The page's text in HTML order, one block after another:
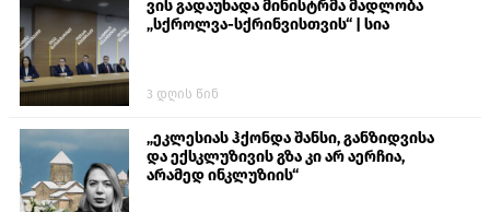
ვის გადაუხადა მინისტრმა მადლობა
„სქროლვა-სქრინვისთვის“ | სია
3 დღის წინ
„ეკლესიას ჰქონდა შანსი, განზიდვისა
და ექსკლუზივის გზა კი არ აერჩია,
არამედ ინკლუზიის“